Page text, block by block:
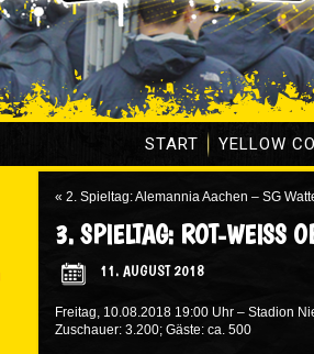
START YELLOW
« 2. Spieltag: Alemannia Aachen – SG
3. SPIELTAG: ROT-WEISS
11. AUGUST 2018
Freitag, 10.08.2018 19:00 Uhr – Stadion
Zuschauer: 3.200; Gäste: ca. 500